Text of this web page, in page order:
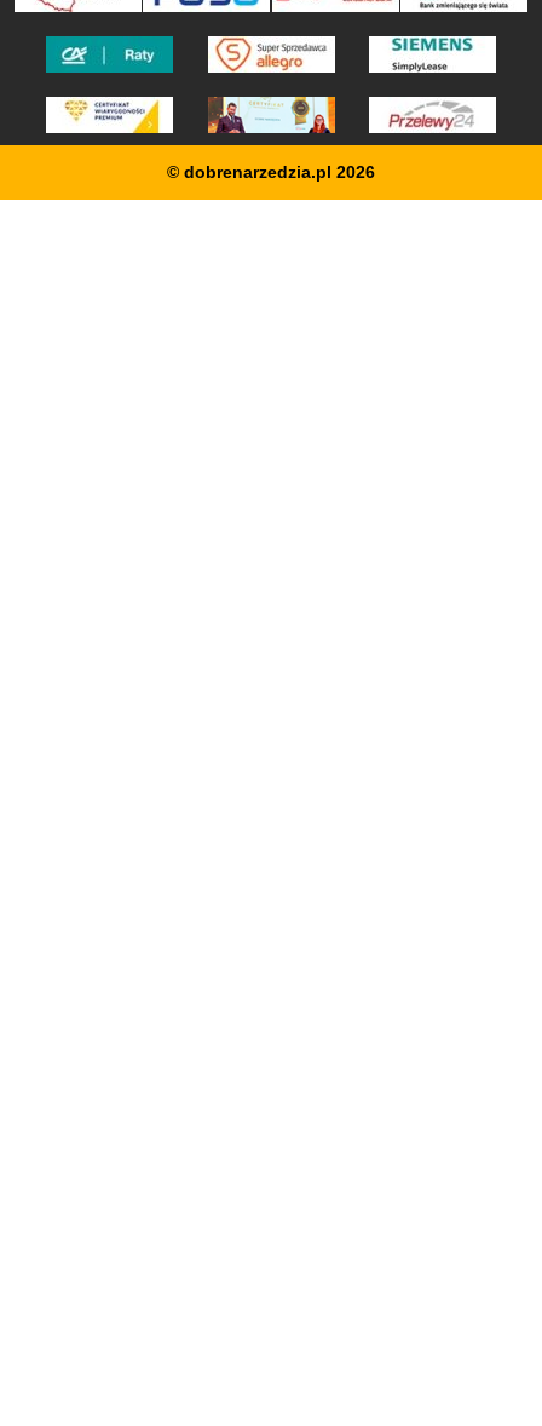
© dobrenarzedzia.pl 2026